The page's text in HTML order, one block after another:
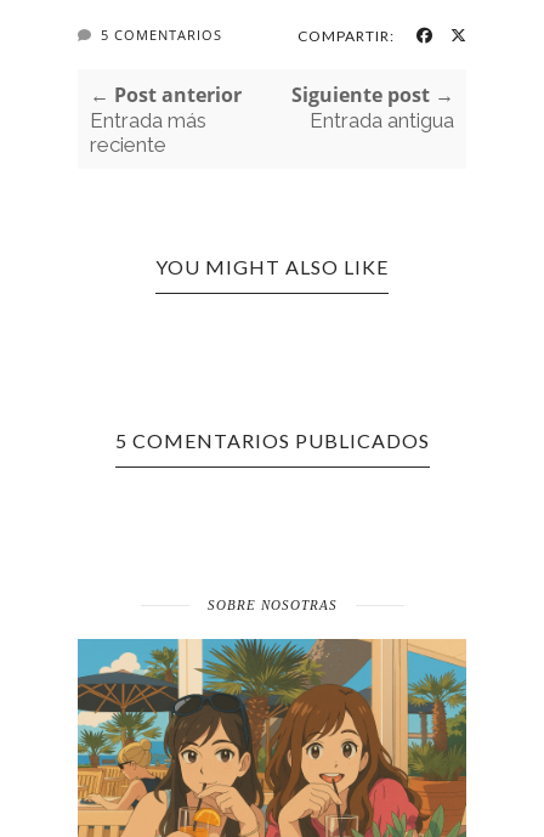
5 COMENTARIOS COMPARTIR:
← Post anterior
Entrada más
reciente
Siguiente post →
Entrada antigua
YOU MIGHT ALSO LIKE
5 COMENTARIOS PUBLICADOS
SOBRE NOSOTRAS